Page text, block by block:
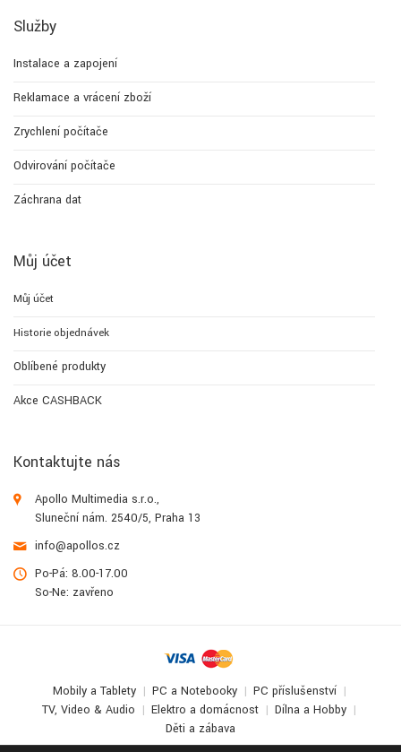
Služby
Instalace a zapojení
Reklamace a vrácení zboží
Zrychlení počítače
Odvirování počítače
Záchrana dat
Můj účet
Můj účet
Historie objednávek
Oblíbené produkty
Akce CASHBACK
Kontaktujte nás
Apollo Multimedia s.r.o.,
Sluneční nám. 2540/5, Praha 13
info@apollos.cz
Po-Pá: 8.00-17.00
So-Ne: zavřeno
Mobily a Tablety PC a Notebooky
PC příslušenství
TV, Video & Audio
Elektro a domácnost
Dílna a Hobby
Děti a zábava